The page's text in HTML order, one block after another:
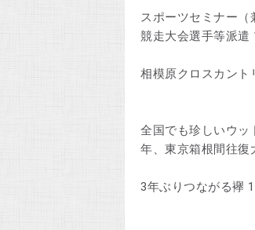
スポーツセミナー（
競走大会選手等派遣
相模原クロスカント
全国でも珍しいウッ
年、東京箱根間往復
3年ぶりつながる襷